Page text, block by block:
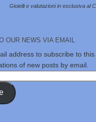
Gioielli e valutazioni in esclusiva al
OUR NEWS VIA EMAIL
address to subscribe to
of new posts by email.